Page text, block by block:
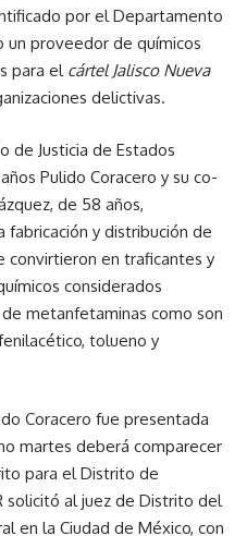
por el Departamento
un proveedor de químicos
para el cártel Jalisco Nueva
delictivas.
de Justicia de Estados
Pulido Coracero y su co-
de 58 años,
y distribución de
convirtieron en traficantes y
considerados
metanfetaminas como son
tolueno y
Coracero fue presentada
martes deberá comparecer
para el Distrito de
solicitó al juez de Distrito del
en la Ciudad de México, con